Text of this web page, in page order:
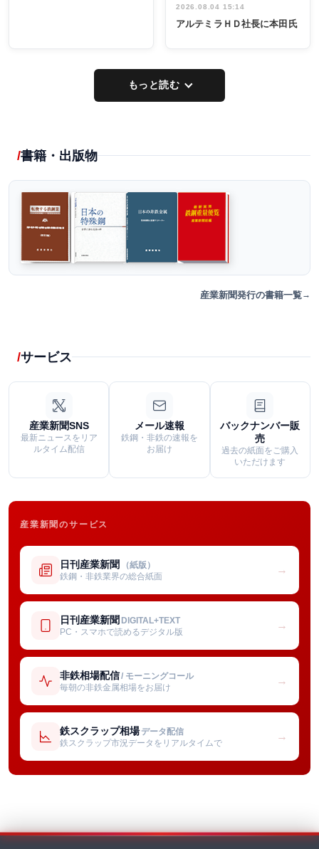
2026.08.04 15:14
アルテミラＨＤ社長に本田氏
もっと読む
書籍・出版物
産業新聞発行の書籍一覧
サービス
産業新聞SNS
最新ニュースをリア
ルタイム配信
メール速報
鉄鋼・非鉄の速報を
お届け
バックナンバー販
売
過去の紙面をご購入
いただけます
産業新聞のサービス
日刊産業新聞 （紙版）
鉄鋼・非鉄業界の総合紙面
→
日刊産業新聞 DIGITAL+TEXT
PC・スマホで読めるデジタル版
→
非鉄相場配信/ モーニングコール
毎朝の非鉄金属相場をお届け
→
鉄スクラップ相場 データ配信
鉄スクラップ市況データをリアルタイムで
→